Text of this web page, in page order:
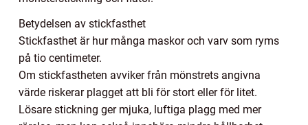
Betydelsen av stickfasthet
Stickfasthet är hur många maskor och varv som ryms
på tio centimeter.
Om stickfastheten avviker från mönstrets angivna
värde riskerar plagget att bli för stort eller för litet.
Lösare stickning ger mjuka, luftiga plagg med mer